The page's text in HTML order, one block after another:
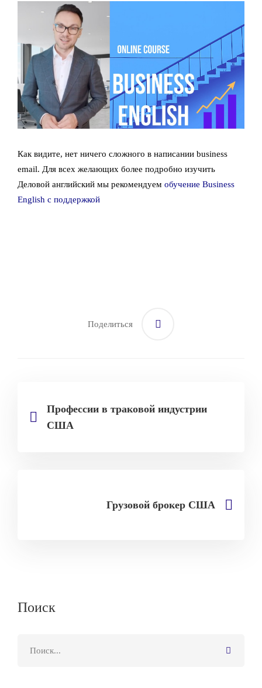
Как видите, нет ничего сложного в написании business
email. Для всех желающих более подробно изучить
Деловой английский мы рекомендуем обучение Business
English с поддержкой
Поделиться
Профессии в траковой индустрии
США
Грузовой брокер США
Поиск